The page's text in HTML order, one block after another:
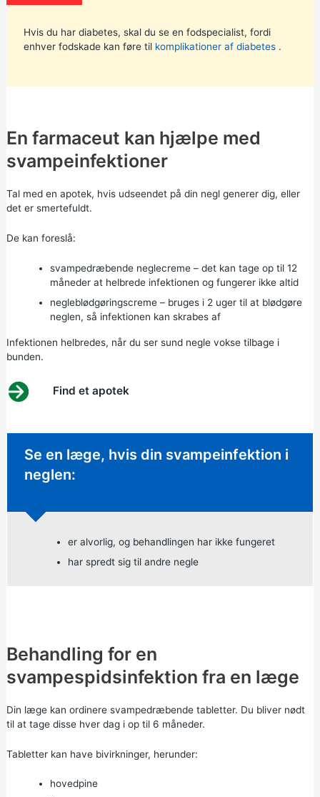
Hvis du har diabetes, skal du se en fodspecialist, fordi
enhver fodskade kan føre til komplikationer af diabetes.
En farmaceut kan hjælpe med
svampeinfektioner
Tal med en apotek, hvis udseendet på din negl generer dig, eller
det er smertefuldt.
De kan foreslå:
svampedræbende neglecreme – det kan tage op til 12
måneder at helbrede infektionen og fungerer ikke altid
negleblødgøringscreme – bruges i 2 uger til at blødgøre
neglen, så infektionen kan skrabes af
Infektionen helbredes, når du ser sund negle vokse tilbage i
bunden.
Find et apotek
Ikke-presserende råd:
Se en læge, hvis din svampeinfektion i
neglen:
er alvorlig, og behandlingen har ikke fungeret
har spredt sig til andre negle
Behandling for en
svampespidsinfektion fra en læge
Din læge kan ordinere svampedræbende tabletter. Du bliver nødt
til at tage disse hver dag i op til 6 måneder.
Tabletter kan have bivirkninger, herunder:
hovedpine